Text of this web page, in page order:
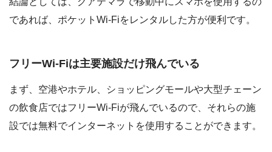
であれば、ポケットWi-Fiをレンタルした方が便利です。
フリーWi-Fiは主要施設だけ飛んでいる
まず、空港やホテル、ショッピングモールや大型チェーン
の飲食店ではフリーWi-Fiが飛んでいるので、それらの施
設では無料でインターネットを使用することができます。